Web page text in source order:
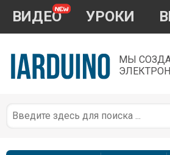
ВИДЕО УРОКИ
МЫ